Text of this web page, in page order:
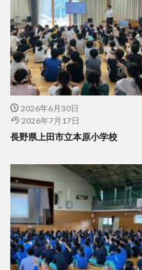
2026年6月30日
2026年7月17日
長野県上田市立本原小学校